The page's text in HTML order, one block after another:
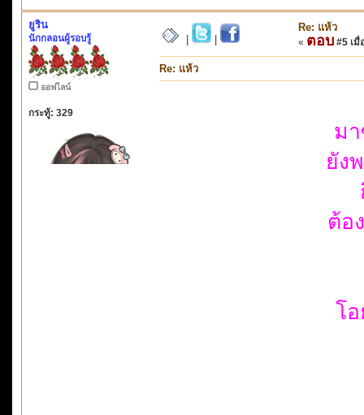
ยูริน
นักกลอนผู้รอบรู้
ออฟไลน์
กระทู้: 329
Re: แห้ว
« ตอบ #5 เมื่
Re: แห้ว
ม
ยัง
ต้อ
โ